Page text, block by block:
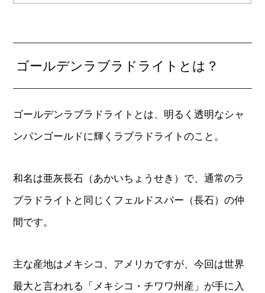
ゴールデンラブラドライトとは？
ゴールデンラブラドライトとは、明るく透明なシャ
ンパンゴールドに輝くラブラドライトのこと。
和名は亜灰長石（あかいちょうせき）で、通常のラ
ブラドライトと同じくフェルドスパー（長石）の仲
間です。
主な産地はメキシコ、アメリカですが、今回は世界
最大と言われる「メキシコ・チワワ州産」が手に入